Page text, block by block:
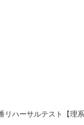
リハーサルテスト【理